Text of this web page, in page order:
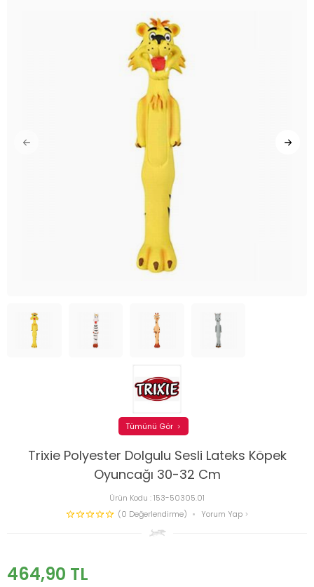
Trixie Polyester Dolgulu Sesli Lateks Köpek
Oyuncağı 30-32 Cm
Ürün Kodu :153-50305.01
(0 Değerlendirme)
Yorum Yap
Tümünü Gör
464,90 TL